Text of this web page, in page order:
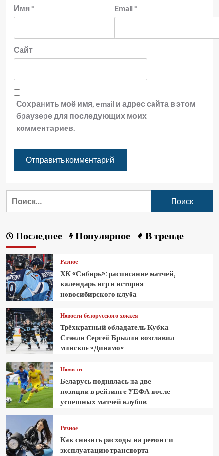
Имя * Email *
Сайт
Сохранить моё имя, email и адрес сайта в этом
браузере для последующих моих
комментариев.
Последнее Популярное В тренде
Разное
ХК «Сибирь»: расписание матчей,
календарь игр и история
новосибирского клуба
Новости белорусского хоккея
Трёхкратный обладатель Кубка
Стэнли Сергей Брылин возглавил
минское «Динамо»
Новости
Беларусь поднялась на две
позиции в рейтинге УЕФА после
успешных матчей клубов
Разное
Как снизить расходы на ремонт и
эксплуатацию транспорта